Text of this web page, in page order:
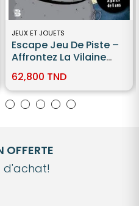
JEUX ET JOUETS
Escape Jeu De Piste –
Affrontez La Vilaine
62,800 TND
OFFERTE
d'achat!